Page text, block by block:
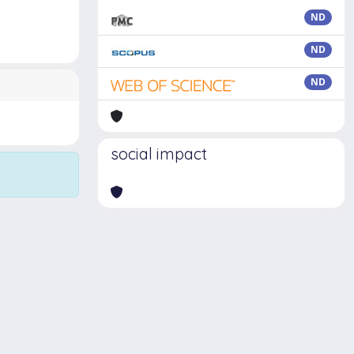
ND
ND
ND
social impact